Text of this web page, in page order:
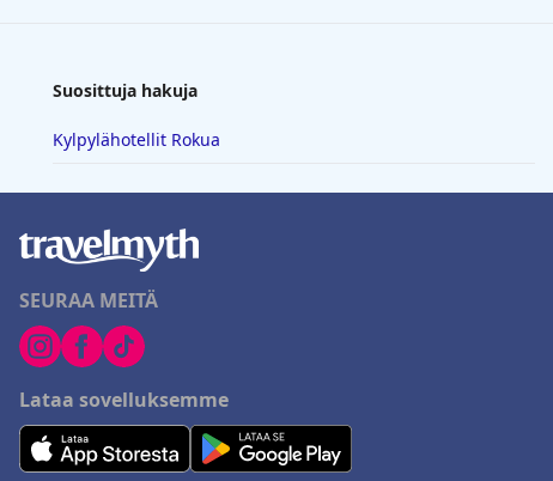
Suosittuja hakuja
Kylpylähotellit Rokua
SEURAA MEITÄ
Lataa sovelluksemme